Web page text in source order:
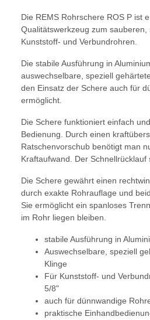
Die REMS Rohrschere ROS P ist
Qualitätswerkzeug zum sauberen,
Kunststoff- und Verbundrohren.
Die stabile Ausführung in
auswechselbare, speziell
den Einsatz der Schere auch für
ermöglicht.
Die Schere funktioniert einfach
Bedienung. Durch einen
Ratschenvorschub benötigt man
Kraftaufwand. Der
Die Schere gewährt einen
durch exakte Rohrauflage und
Sie ermöglicht ein spanloses
im Rohr liegen bleiben.
stabile Ausführung in
Auswechselbare, speziell
Klinge
Für Kunststoff- und
5/8"
auch für dünnwandige
praktische